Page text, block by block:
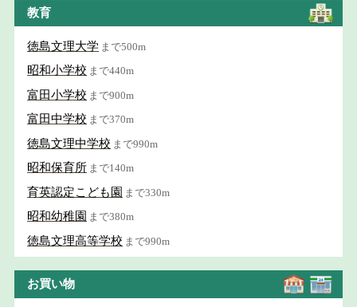
教育
徳島文理大学 まで500m
昭和小学校 まで440m
富田小学校 まで900m
富田中学校 まで370m
徳島文理中学校 まで990m
昭和保育所 まで140m
育英認定こども園 まで330m
昭和幼稚園 まで380m
徳島文理高等学校 まで990m
お買い物